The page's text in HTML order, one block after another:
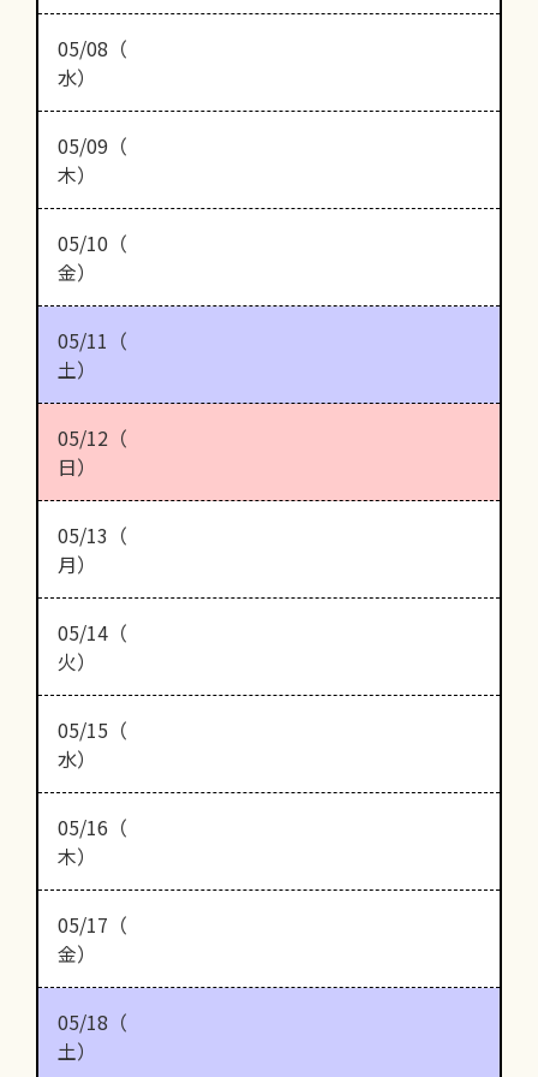
05/08（
水）
05/09（
木）
05/10（
金）
05/11（
土）
05/12（
日）
05/13（
月）
05/14（
火）
05/15（
水）
05/16（
木）
05/17（
金）
05/18（
土）